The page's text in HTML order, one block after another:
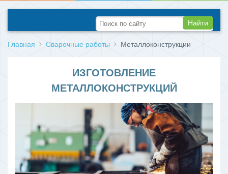
Найти
Главная Сварочные работы Металлоконструкции
ИЗГОТОВЛЕНИЕ
МЕТАЛЛОКОНСТРУКЦИЙ